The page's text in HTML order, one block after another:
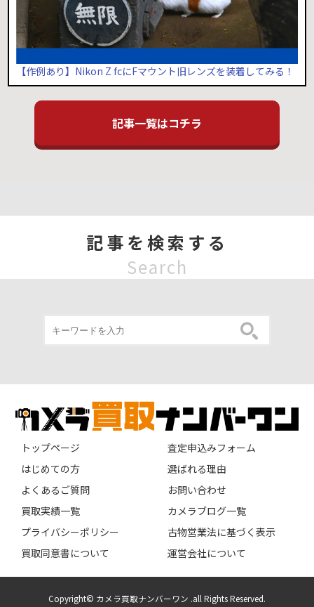
【作例あり】Nikon Z fcにFマウント旧レンズを装着してみる！
記事一覧はコチラ
記事を検索する
Search
トップページ
査定申込みフォーム
はじめての方
選ばれる理由
よくあるご質問
お問い合わせ
買取実績一覧
カメラブログ一覧
プライバシーポリシー
古物営業法に基づく表示
買取同意書について
運営会社について
Copyright© カメラ買取ナンバーワン .all Rights Reserved.